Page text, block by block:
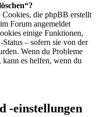
Cookies, die phpBB erstellt
Forum angemeldet
einige Funktionen,
– sofern sie von der
Wenn du Probleme
es helfen, wenn du
-einstellungen